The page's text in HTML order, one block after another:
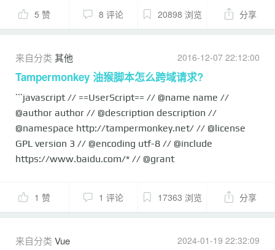
说下使用方法: # 安装 Yarn ```bash yarn add vue-meta ```
NPM ```bash npm install vue-meta --save ``` # 准备插件
'vue' import Router from 'vue-router' import Meta from
default new...
5 赞 8 评论 20898 浏览 分享
来自分类 其他 2016-12-07 22:12:00
Tampermonkey 油猴脚本怎么跨域请求?
```javascript // ==UserScript== // @name name //
@author author // @description description //
@namespace http://tampermonkey.net/ // @license
GPL version 3 // @encoding utf-8 // @include
https://www.baidu.com/* // @grant
at document-end // @version 1.0.0 // ==/UserScript==
GM_xmlhttpRequest({ method: "GET", url:
archive", onload: function(...
1 赞 1 评论 17363 浏览 分享
来自分类 Vue 2024-01-19 22:32:09